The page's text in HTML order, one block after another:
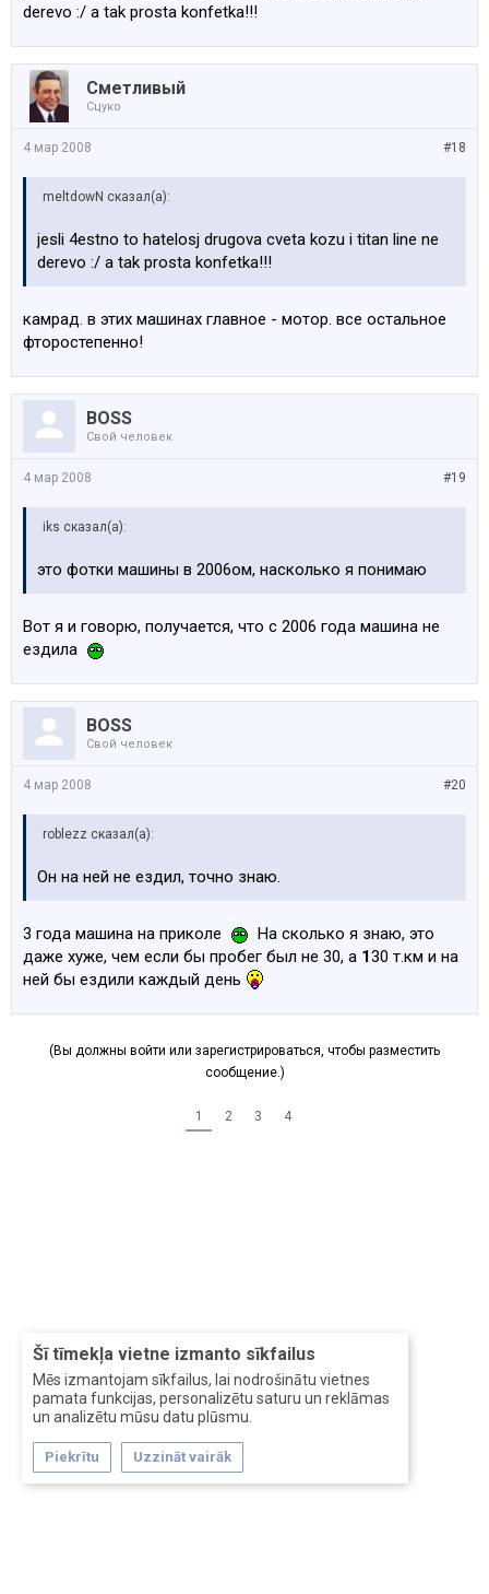
Šī tīmekļa vietne izmanto sīkfailus
Mēs izmantojam sīkfailus, lai nodrošinātu vietnes
pamata funkcijas, personalizētu saturu un reklāmas
un analizētu mūsu datu plūsmu.
Piekrītu Uzzināt vairāk
derevo :/ a tak prosta konfetka!!!
Сметливый
Сцуко
#18
4 мар 2008
meltdowN сказал(а):
jesli 4estno to hatelosj drugova cveta kozu i titan line ne
derevo :/ a tak prosta konfetka!!!
камрад. в этих машинах главное - мотор. все остальное
фторостепенно!
BOSS
Свой человек
#19
4 мар 2008
iks сказал(а):
это фотки машины в 2006ом, насколько я понимаю
Вот я и говорю, получается, что с 2006 года машина не
ездила
BOSS
Свой человек
#20
4 мар 2008
roblezz сказал(а):
Он на ней не ездил, точно знаю.
3 года машина на приколе
На сколько я знаю, это
даже хуже, чем если бы пробег был не 30, а 130 т.км и на
ней бы ездили каждый день
(Вы должны войти или зарегистрироваться, чтобы разместить
сообщение.)
1 2 3 4